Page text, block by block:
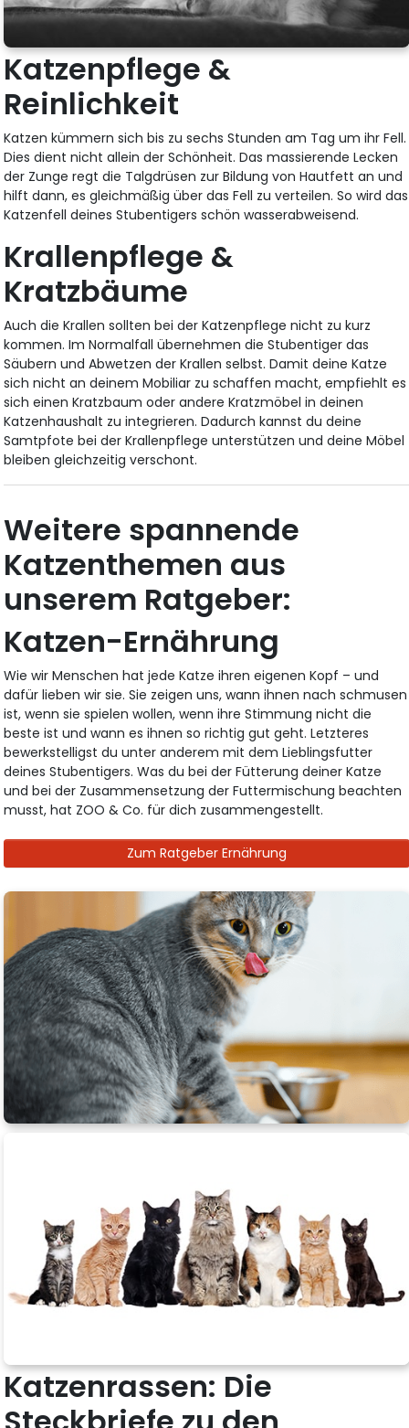
Katzenpflege &
Reinlichkeit
Katzen kümmern sich bis zu sechs Stunden am Tag um ihr Fell.
Dies dient nicht allein der Schönheit. Das massierende Lecken
der Zunge regt die Talgdrüsen zur Bildung von Hautfett an und
hilft dann, es gleichmäßig über das Fell zu verteilen. So wird das
Katzenfell deines Stubentigers schön wasserabweisend.
Krallenpflege &
Kratzbäume
Auch die Krallen sollten bei der Katzenpflege nicht zu kurz
kommen. Im Normalfall übernehmen die Stubentiger das
Säubern und Abwetzen der Krallen selbst. Damit deine Katze
sich nicht an deinem Mobiliar zu schaffen macht, empfiehlt es
sich einen Kratzbaum oder andere Kratzmöbel in deinen
Katzenhaushalt zu integrieren. Dadurch kannst du deine
Samtpfote bei der Krallenpflege unterstützen und deine Möbel
bleiben gleichzeitig verschont.
Weitere spannende
Katzenthemen aus
unserem Ratgeber:
Katzen-Ernährung
Wie wir Menschen hat jede Katze ihren eigenen Kopf – und
dafür lieben wir sie. Sie zeigen uns, wann ihnen nach schmusen
ist, wenn sie spielen wollen, wenn ihre Stimmung nicht die
beste ist und wann es ihnen so richtig gut geht. Letzteres
bewerkstelligst du unter anderem mit dem Lieblingsfutter
deines Stubentigers. Was du bei der Fütterung deiner Katze
und bei der Zusammensetzung der Futtermischung beachten
musst, hat ZOO & Co. für dich zusammengestellt.
Zum Ratgeber Ernährung
Katzenrassen: Die